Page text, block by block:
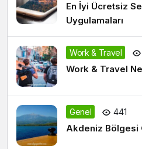
En İyi Ücretsiz
Uygulamaları
Work & Travel
Work & Travel
Genel 441
Akdeniz Bölgesi